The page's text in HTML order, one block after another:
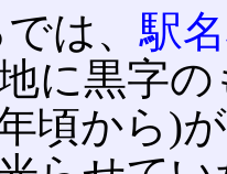
は、駅
に黒字
頃から)